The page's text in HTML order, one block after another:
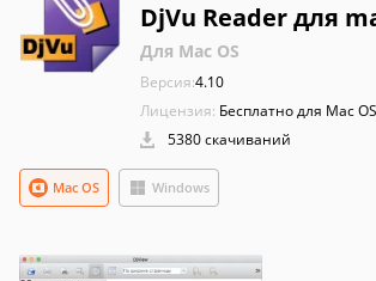
DjVu Reader для
Для Mac OS
Версия:4.10
Лицензия: Бесплатно для Mac OS
5380 скачиваний
Windows
Mac OS